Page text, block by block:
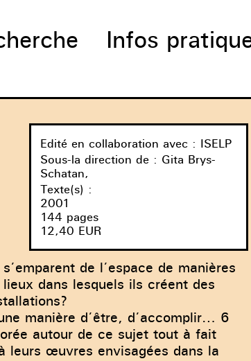
Infos
Edité en collaboration avec : ISELP
Sous-la direction de : Gita Brys-
Schatan,
Texte(s) :
2001
144 pages
12,40 EUR
de l’espace de manières
dans lesquels ils créent des
manière d’être, d’accomplir… 6
autour de ce sujet tout à fait
œuvres envisagées dans la